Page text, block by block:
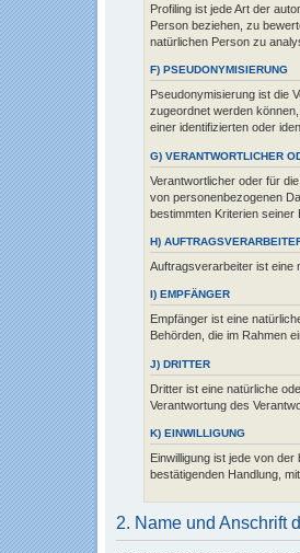
Profiling ist jede Art der
Person beziehen, zu
natürlichen Person zu
F) PSEUDONYMISIERUNG
Pseudonymisierung ist die
zugeordnet werden
einer identifizierten oder
G) VERANTWORTLICHER
Verantwortlicher oder für
von personenbezogenen
bestimmten Kriterien seiner
H)
Auftragsverarbeiter ist eine
I) EMPFÄNGER
Empfänger ist eine
Behörden, die im Rahmen
J) DRITTER
Dritter ist eine natürliche
Verantwortung des
K) EINWILLIGUNG
Einwilligung ist jede von
bestätigenden Handlung,
2. Name und Anschrift